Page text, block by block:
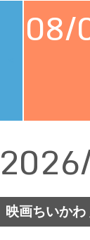
08/
映画ちいか